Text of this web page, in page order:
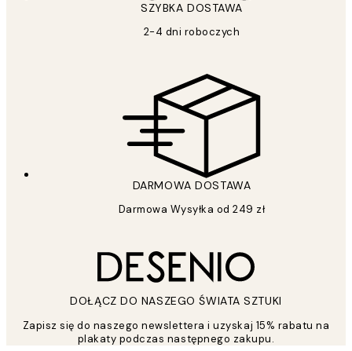
SZYBKA DOSTAWA
2-4 dni roboczych
DARMOWA DOSTAWA
Darmowa Wysyłka od 249 zł
DOŁĄCZ DO NASZEGO ŚWIATA SZTUKI
Zapisz się do naszego newslettera i uzyskaj 15% rabatu na
plakaty podczas następnego zakupu.